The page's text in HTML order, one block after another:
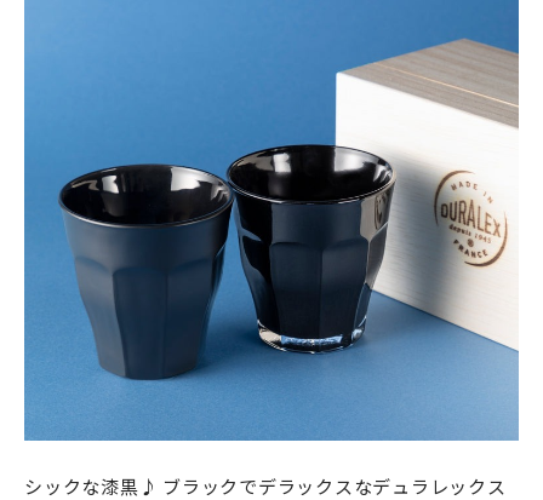
シックな漆黒♪ ブラックでデラックスなデュラレックス